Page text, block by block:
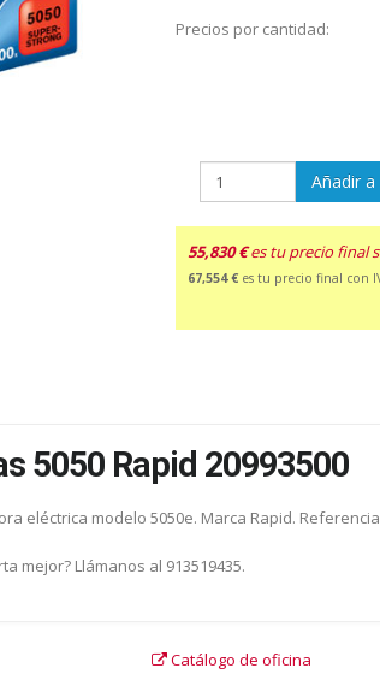
Precios por cantidad:
Añadir
55,830 € es tu precio final
67,554 € es tu precio final con
5050 Rapid 20993500
eléctrica modelo 5050e. Marca Rapid. Referencia
mejor? Llámanos al 913519435.
Catálogo de oficina